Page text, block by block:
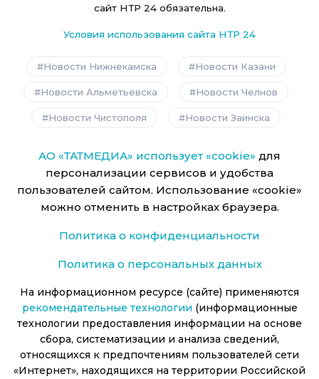
сайт НТР 24 обязательна.
Условия использования сайта НТР 24
Новости Нижнекамска Новости Казани
Новости Альметьевска Новости Челнов
Новости Чистополя Новости Заинска
АО «ТАТМЕДИА» использует «cookie» для
персонализации сервисов и удобства
пользователей сайтом. Использование «cookie»
можно отменить в настройках браузера.
Политика о конфиденциальности
Политика о персональных данных
На информационном ресурсе (сайте) применяются
рекомендательные технологии (информационные
технологии предоставления информации на основе
сбора, систематизации и анализа сведений,
относящихся к предпочтениям пользователей сети
«Интернет», находящихся на территории Российской